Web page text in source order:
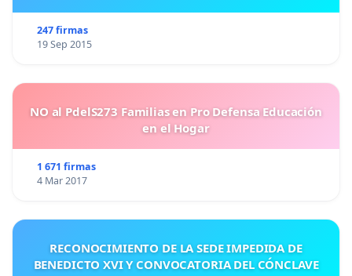
247 firmas
19 Sep 2015
NO al PdelS273 Familias en Pro Defensa Educación
en el Hogar
1 671 firmas
4 Mar 2017
RECONOCIMIENTO DE LA SEDE IMPEDIDA DE
BENEDICTO XVI Y CONVOCATORIA DEL CÓNCLAVE